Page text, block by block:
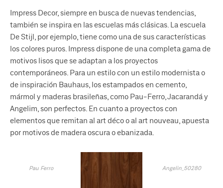
Impress Decor, siempre en busca de nuevas tendencias,
también se inspira en las escuelas más clásicas. La escuela
De Stijl, por ejemplo, tiene como una de sus características
los colores puros. Impress dispone de una completa gama de
motivos lisos que se adaptan a los proyectos
contemporáneos. Para un estilo con un estilo modernista o
de inspiración Bauhaus, los estampados en cemento,
mármol y maderas brasileñas, como Pau-Ferro, Jacarandá y
Angelim, son perfectos. En cuanto a proyectos con
elementos que remitan al art déco o al art nouveau, apuesta
por motivos de madera oscura o ebanizada.
Pau Ferro Angelin_50280